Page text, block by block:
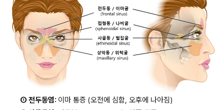
① 전두동염: 이마 통증 (오전에 심함, 오후에 나아짐)